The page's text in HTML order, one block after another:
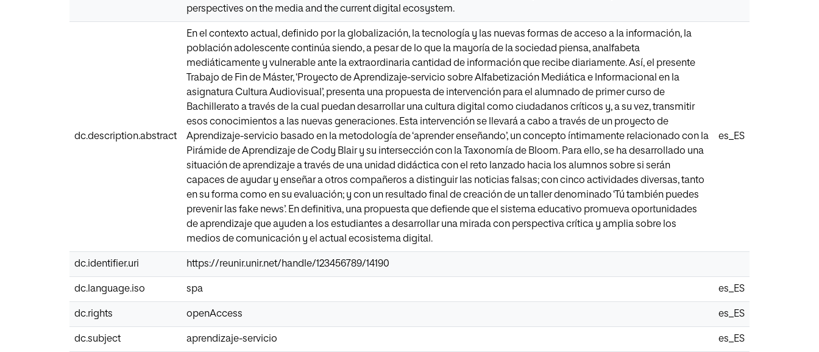
perspectives on the media and the current digital ecosystem.
dc.description.abstract
En el contexto actual, definido por la globalización, la tecnología y las nuevas formas de acceso a la información, la
población adolescente continúa siendo, a pesar de lo que la mayoría de la sociedad piensa, analfabeta
mediáticamente y vulnerable ante la extraordinaria cantidad de información que recibe diariamente. Así, el presente
Trabajo de Fin de Máster, ‘Proyecto de Aprendizaje-servicio sobre Alfabetización Mediática e Informacional en la
asignatura Cultura Audiovisual’, presenta una propuesta de intervención para el alumnado de primer curso de
Bachillerato a través de la cual puedan desarrollar una cultura digital como ciudadanos críticos y, a su vez, transmitir
esos conocimientos a las nuevas generaciones. Esta intervención se llevará a cabo a través de un proyecto de
Aprendizaje-servicio basado en la metodología de ‘aprender enseñando’, un concepto íntimamente relacionado con la
Pirámide de Aprendizaje de Cody Blair y su intersección con la Taxonomía de Bloom. Para ello, se ha desarrollado una
situación de aprendizaje a través de una unidad didáctica con el reto lanzado hacia los alumnos sobre si serán
capaces de ayudar y enseñar a otros compañeros a distinguir las noticias falsas; con cinco actividades diversas, tanto
en su forma como en su evaluación; y con un resultado final de creación de un taller denominado ‘Tú también puedes
prevenir las fake news’. En definitiva, una propuesta que defiende que el sistema educativo promueva oportunidades
de aprendizaje que ayuden a los estudiantes a desarrollar una mirada con perspectiva crítica y amplia sobre los
medios de comunicación y el actual ecosistema digital.
es_ES
dc.identifier.uri https://reunir.unir.net/handle/123456789/14190
dc.language.iso spa es_ES
dc.rights openAccess es_ES
dc.subject aprendizaje-servicio es_ES